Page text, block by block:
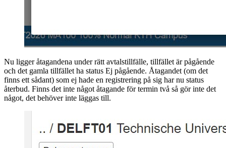
Nu ligger åtagandena under rätt avtalstillfälle, tillfället är pågående
och det gamla tillfället ha status Ej pågående. Åtagandet (om det
finns ett sådant) som ej hade en registrering på sig har nu status
återbud. Finns det inte något åtagande för termin två så gör inte det
något, det behöver inte läggas till.